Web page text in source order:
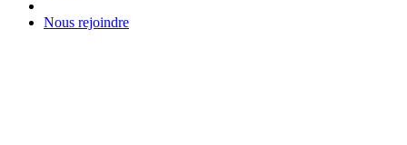
Nous rejoindre